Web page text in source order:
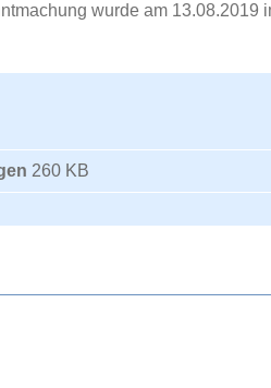
wurde am 13.08.2019
260 KB